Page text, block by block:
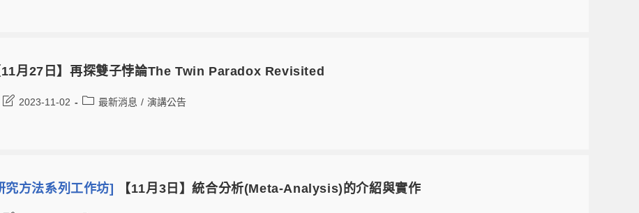
11月27日】再探雙子悖論The Twin Paradox Revisited
2023-11-02 最新消息 / 演講公告
究方法系列工作坊] 【11月3日】統合分析(Meta-Analysis)的介紹與實作